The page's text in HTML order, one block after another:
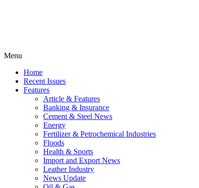
Menu
Home
Recent Issues
Features
Article & Features
Banking & Insurance
Cement & Steel News
Energy
Fertilizer & Petrochemical Industries
Floods
Health & Sports
Import and Export News
Leather Industry
News Update